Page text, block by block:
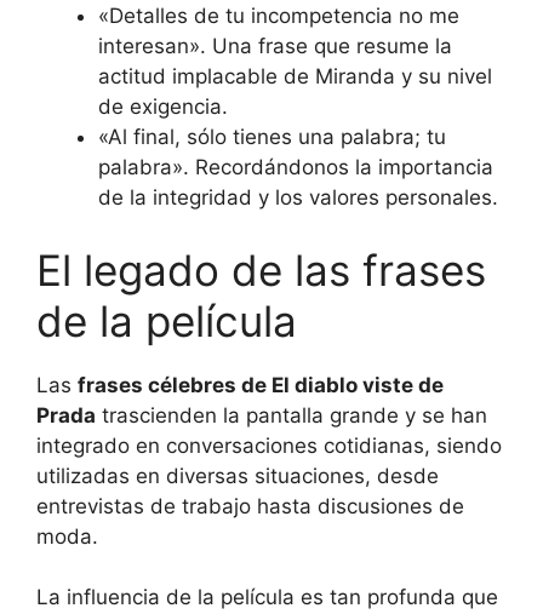
«Detalles de tu incompetencia no me
interesan». Una frase que resume la
actitud implacable de Miranda y su nivel
de exigencia.
«Al final, sólo tienes una palabra; tu
palabra». Recordándonos la importancia
de la integridad y los valores personales.
El legado de las frases
de la película
Las frases célebres de El diablo viste de
Prada trascienden la pantalla grande y se han
integrado en conversaciones cotidianas, siendo
utilizadas en diversas situaciones, desde
entrevistas de trabajo hasta discusiones de
moda.
La influencia de la película es tan profunda que